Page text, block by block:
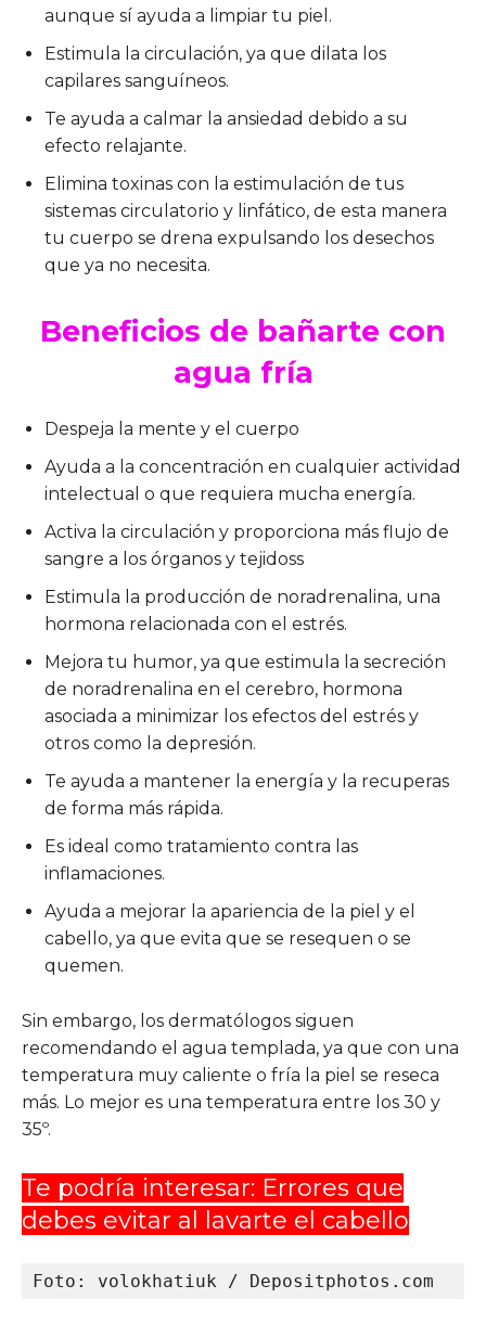
aunque sí ayuda a limpiar tu piel.
Estimula la circulación, ya que dilata los
capilares sanguíneos.
Te ayuda a calmar la ansiedad debido a su
efecto relajante.
Elimina toxinas con la estimulación de tus
sistemas circulatorio y linfático, de esta manera
tu cuerpo se drena expulsando los desechos
que ya no necesita.
Beneficios de bañarte con
agua fría
Despeja la mente y el cuerpo
Ayuda a la concentración en cualquier actividad
intelectual o que requiera mucha energía.
Activa la circulación y proporciona más flujo de
sangre a los órganos y tejidoss
Estimula la producción de noradrenalina, una
hormona relacionada con el estrés.
Mejora tu humor, ya que estimula la secreción
de noradrenalina en el cerebro, hormona
asociada a minimizar los efectos del estrés y
otros como la depresión.
Te ayuda a mantener la energía y la recuperas
de forma más rápida.
Es ideal como tratamiento contra las
inflamaciones.
Ayuda a mejorar la apariencia de la piel y el
cabello, ya que evita que se resequen o se
quemen.
Sin embargo, los dermatólogos siguen
recomendando el agua templada, ya que con una
temperatura muy caliente o fría la piel se reseca
más. Lo mejor es una temperatura entre los 30 y
35º.
Te podría interesar: Errores que
debes evitar al lavarte el cabello
Foto: volokhatiuk / Depositphotos.com